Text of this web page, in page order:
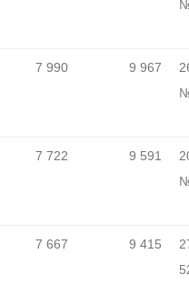
7 990 9 967
7 722 9 591
7 667 9 415